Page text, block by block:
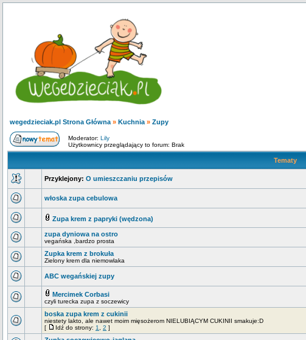
wegedzieciak.pl Strona Główna » Kuchnia » Zupy
Moderator: Lily
Użytkownicy przeglądający to forum: Brak
Tematy
Przyklejony: O umieszczaniu przepisów
włoska zupa cebulowa
Zupa krem z papryki (wędzona)
zupa dyniowa na ostro
vegańska ,bardzo prosta
Zupka krem z brokuła
Zielony krem dla niemowlaka
ABC wegańskiej zupy
Mercimek Corbasi
czyli turecka zupa z soczewicy
boska zupa krem z cukinii
niestety lakto, ale nawet moim mięsożerom NIELUBIĄCYM CUKINII smakuje:D
[
Idź do strony: 1 2 ]